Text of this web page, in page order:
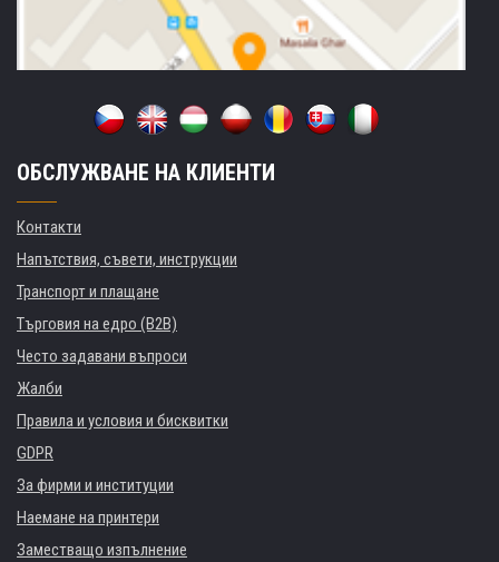
ОБСЛУЖВАНЕ НА КЛИЕНТИ
Контакти
Напътствия, съвети, инструкции
Транспорт и плащане
Търговия на едро (B2B)
Често задавани въпроси
Жалби
Правила и условия и бисквитки
GDPR
За фирми и институции
Наемане на принтери
Заместващо изпълнение